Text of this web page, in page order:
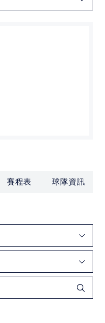
賽程表 球隊資訊